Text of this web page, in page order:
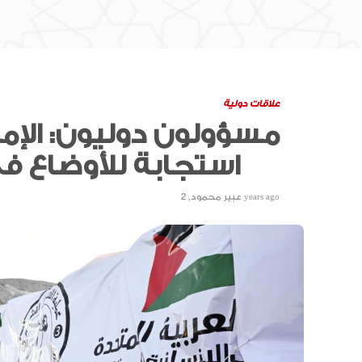
علاقات دولية
مسؤولون دوليون:
استجابة للأوضاع في غزة
عبير محمود, 2 years ago